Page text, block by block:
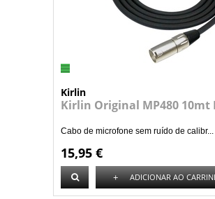
Kirlin
Kirlin Original MP480 10mt
Cabo de microfone sem ruído de calibr...
15,95 €
+ ADICIONAR AO